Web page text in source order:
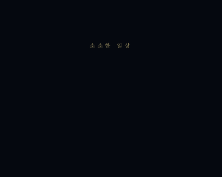
소소한 일상